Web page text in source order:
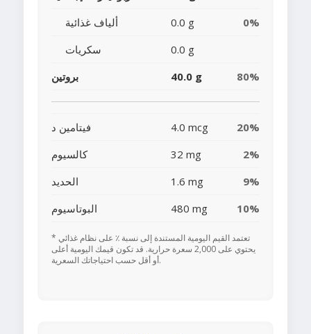
ألياف غذائية
0.0 g
0%
سكريات
0.0 g
بروتين
40.0 g 80%
فيتامين د 4.0 mcg
20%
كالسيوم
32 mg
2%
الحديد
1.6 mg
9%
البوتاسيوم
480 mg 10%
* تعتمد القيم اليومية المستندة إلى نسبة ٪ على نظام غذائي
يحتوي على 2,000 سعرة حرارية. قد تكون قيمك اليومية أعلى
أو أقل حسب احتياجاتك السعرية.